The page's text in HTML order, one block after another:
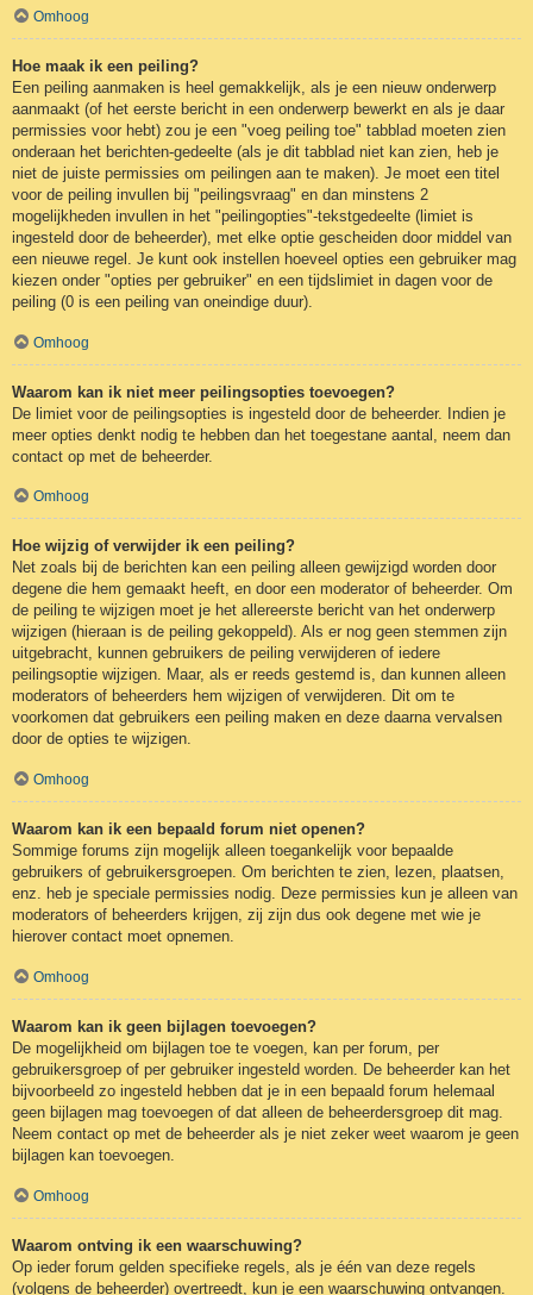
Omhoog
Hoe maak ik een peiling?
Een peiling aanmaken is heel gemakkelijk, als je een nieuw onderwerp
aanmaakt (of het eerste bericht in een onderwerp bewerkt en als je daar
permissies voor hebt) zou je een "voeg peiling toe" tabblad moeten zien
onderaan het berichten-gedeelte (als je dit tabblad niet kan zien, heb je
niet de juiste permissies om peilingen aan te maken). Je moet een titel
voor de peiling invullen bij "peilingsvraag" en dan minstens 2
mogelijkheden invullen in het "peilingopties"-tekstgedeelte (limiet is
ingesteld door de beheerder), met elke optie gescheiden door middel van
een nieuwe regel. Je kunt ook instellen hoeveel opties een gebruiker mag
kiezen onder "opties per gebruiker" en een tijdslimiet in dagen voor de
peiling (0 is een peiling van oneindige duur).
Omhoog
Waarom kan ik niet meer peilingsopties toevoegen?
De limiet voor de peilingsopties is ingesteld door de beheerder. Indien je
meer opties denkt nodig te hebben dan het toegestane aantal, neem dan
contact op met de beheerder.
Omhoog
Hoe wijzig of verwijder ik een peiling?
Net zoals bij de berichten kan een peiling alleen gewijzigd worden door
degene die hem gemaakt heeft, en door een moderator of beheerder. Om
de peiling te wijzigen moet je het allereerste bericht van het onderwerp
wijzigen (hieraan is de peiling gekoppeld). Als er nog geen stemmen zijn
uitgebracht, kunnen gebruikers de peiling verwijderen of iedere
peilingsoptie wijzigen. Maar, als er reeds gestemd is, dan kunnen alleen
moderators of beheerders hem wijzigen of verwijderen. Dit om te
voorkomen dat gebruikers een peiling maken en deze daarna vervalsen
door de opties te wijzigen.
Omhoog
Waarom kan ik een bepaald forum niet openen?
Sommige forums zijn mogelijk alleen toegankelijk voor bepaalde
gebruikers of gebruikersgroepen. Om berichten te zien, lezen, plaatsen,
enz. heb je speciale permissies nodig. Deze permissies kun je alleen van
moderators of beheerders krijgen, zij zijn dus ook degene met wie je
hierover contact moet opnemen.
Omhoog
Waarom kan ik geen bijlagen toevoegen?
De mogelijkheid om bijlagen toe te voegen, kan per forum, per
gebruikersgroep of per gebruiker ingesteld worden. De beheerder kan het
bijvoorbeeld zo ingesteld hebben dat je in een bepaald forum helemaal
geen bijlagen mag toevoegen of dat alleen de beheerdersgroep dit mag.
Neem contact op met de beheerder als je niet zeker weet waarom je geen
bijlagen kan toevoegen.
Omhoog
Waarom ontving ik een waarschuwing?
Op ieder forum gelden specifieke regels, als je één van deze regels
(volgens de beheerder) overtreedt, kun je een waarschuwing ontvangen.